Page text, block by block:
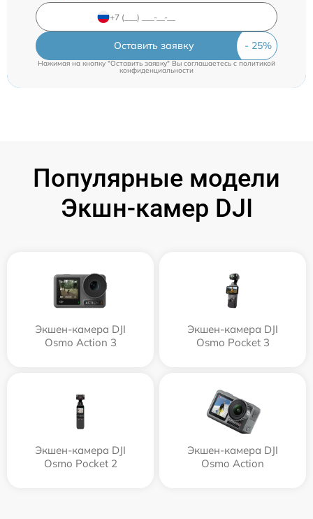
Оставить заявку
Нажимая на кнопку "Оставить заявку" Вы соглашаетесь cполитикой
конфиденциальности
Популярные модели
Экшн-камер DJI
Экшен-камера DJI
Osmo Action 3
Экшен-камера DJI
Osmo Pocket 3
Экшен-камера DJI
Osmo Pocket 2
Экшен-камера DJI
Osmo Action